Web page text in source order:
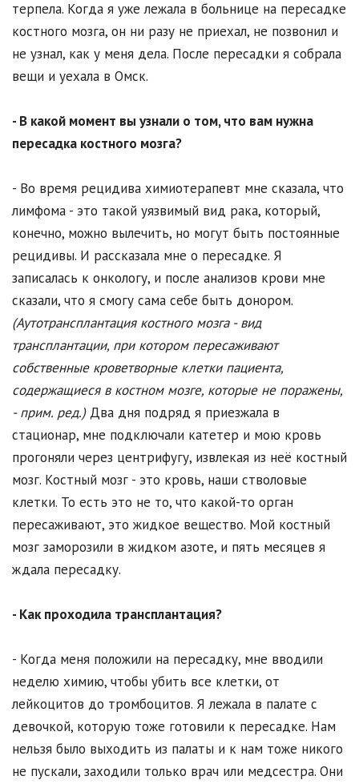
терпела. Когда я уже лежала в больнице на пересадке
костного мозга, он ни разу не приехал, не позвонил и
не узнал, как у меня дела. После пересадки я собрала
вещи и уехала в Омск.
- В какой момент вы узнали о том, что вам нужна
пересадка костного мозга?
- Во время рецидива химиотерапевт мне сказала, что
лимфома - это такой уязвимый вид рака, который,
конечно, можно вылечить, но могут быть постоянные
рецидивы. И рассказала мне о пересадке. Я
записалась к онкологу, и после анализов крови мне
сказали, что я смогу сама себе быть донором.
(Аутотрансплантация костного мозга - вид
трансплантации, при котором пересаживают
собственные кроветворные клетки пациента,
содержащиеся в костном мозге, которые не поражены,
- прим. ред.)Два дня подряд я приезжала в
стационар, мне подключали катетер и мою кровь
прогоняли через центрифугу, извлекая из неё костный
мозг. Костный мозг - это кровь, наши стволовые
клетки. То есть это не то, что какой-то орган
пересаживают, это жидкое вещество. Мой костный
мозг заморозили в жидком азоте, и пять месяцев я
ждала пересадку.
- Как проходила трансплантация?
- Когда меня положили на пересадку, мне вводили
неделю химию, чтобы убить все клетки, от
лейкоцитов до тромбоцитов. Я лежала в палате с
девочкой, которую тоже готовили к пересадке. Нам
нельзя было выходить из палаты и к нам тоже никого
не пускали, заходили только врач или медсестра. Они